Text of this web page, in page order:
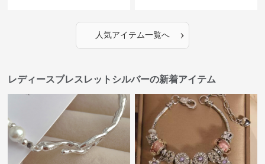
人気アイテム一覧へ ›
レディースブレスレットシルバーの新着アイテム